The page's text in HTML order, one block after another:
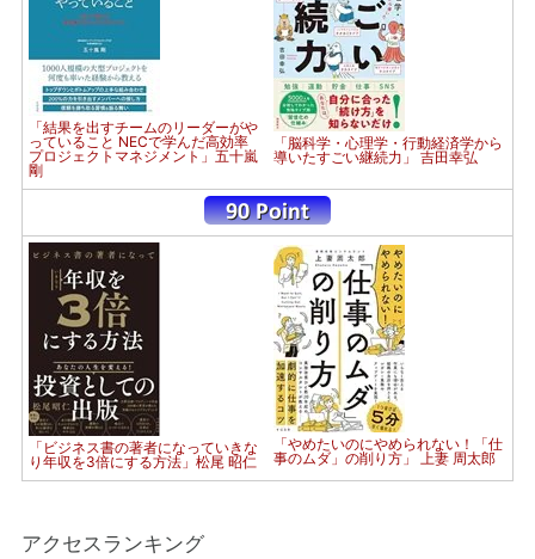
「結果を出すチームのリーダーがや
っていること NECで学んだ高効率
プロジェクトマネジメント」五十嵐
剛
「脳科学・心理学・行動経済学から
導いたすごい継続力」 吉田幸弘
「ビジネス書の著者になっていきな
り年収を3倍にする方法」松尾 昭仁
「やめたいのにやめられない！「仕
事のムダ」の削り方」 上妻 周太郎
アクセスランキング